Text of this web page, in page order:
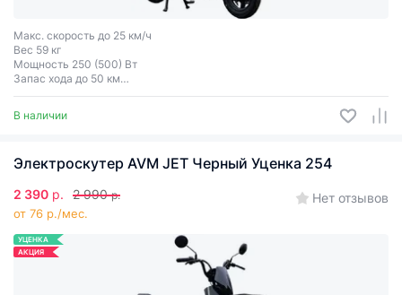
Макс. скорость до 25 км/ч
Вес 59 кг
Мощность 250 (500) Вт
Запас хода до 50 км
Грузоподъёмность до 150 кг
В наличии
Электроскутер AVM JET Черный Уценка 254
2 390 р. 2 990 р.
от 76 р./мес.
Нет отзывов
УЦЕНКА
АКЦИЯ